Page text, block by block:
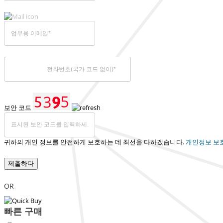
보안 코드
귀하의 개인 정보를 안전하게 보호하는 데 최선을 다하겠습니다. 개인정보 보
제출하다
OR
빠른 구매